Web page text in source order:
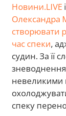
Новини.LIVE
Олександра
створювати
час спеки,
судин. За її
невеликими
спеку